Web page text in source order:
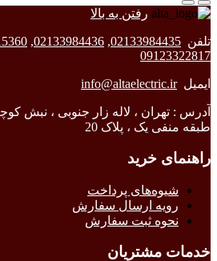
رفتن به بالا
تلفن 02133984435
,
02133984436
,
09123322817
ایمیلinfo@altaelectric.ir
آدرس : تهران ، لاله زار جنوبی ، نبش
طبقه منفی یک ، پلاک 20
راهنمای خرید
شیوه‌های پرداخت
رویه ارسال سفارش
نحوه ثبت سفارش
خدمات مشتریان